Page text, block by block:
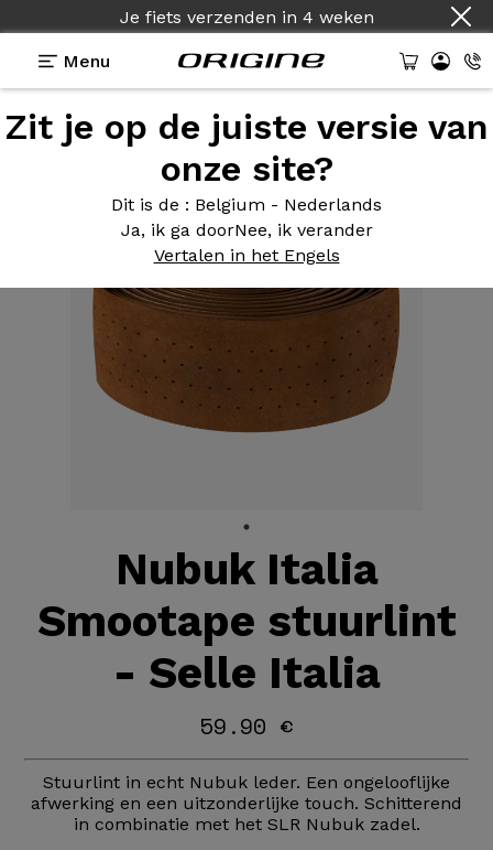
Je fiets verzenden in 4 weken
Menu
Zit je op de juiste versie van
onze site?
Dit is de : Belgium - Nederlands
Ja, ik ga doorNee, ik verander
Vertalen in het Engels
Uitrusting>Stuurlint > Nubuk Smootape
Nubuk Italia
Smootape stuurlint
- Selle Italia
59.90 €
Stuurlint in echt Nubuk leder. Een ongelooflijke
afwerking en een uitzonderlijke touch. Schitterend
in combinatie met het SLR Nubuk zadel.